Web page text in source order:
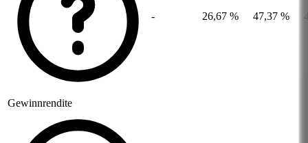
- 26,67 % 47,37 %
Gewinnrendite